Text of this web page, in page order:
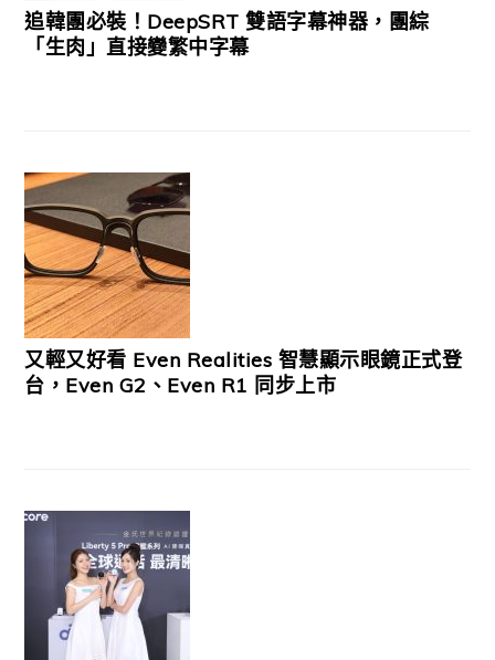
追韓團必裝！DeepSRT 雙語字幕神器，團綜
「生肉」直接變繁中字幕
又輕又好看 Even Realities 智慧顯示眼鏡正式登
台，Even G2、Even R1 同步上市